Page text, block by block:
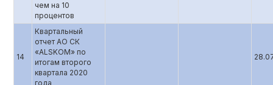
чем на 10
процентов
14
Квартальный
отчет АО СК
«ALSKOM» по
итогам второго
квартала 2020
года